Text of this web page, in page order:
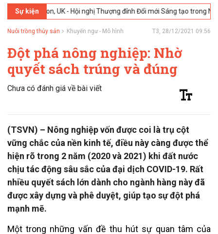
Sự kiện
UK - Hội nghị Thượng đỉnh Đổi mới Sáng tạo trong Ngành Thực
Nuôi trồng thủy sản Khuyến ngư - Mô hình T3, 28/12/2021 09:56
Đột phá nông nghiệp: Nhờ
quyết sách trúng và đúng
Chưa có đánh giá về bài viết
(TSVN) – Nông nghiệp vốn được coi là trụ cột
vững chắc của nền kinh tế, điều này càng được thể
hiện rõ trong 2 năm (2020 và 2021) khi đất nước
chịu tác động sâu sắc của đại dịch COVID-19. Rất
nhiều quyết sách lớn dành cho ngành hàng này đã
được xây dựng và phê duyệt, giúp tạo sự đột phá
mạnh mẽ.
Một trong những vấn đề thu hút sự quan tâm của